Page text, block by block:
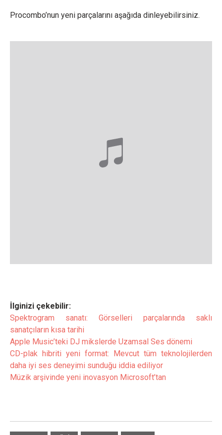
Procombo’nun yeni parçalarını aşağıda dinleyebilirsiniz.
İlginizi çekebilir:
Spektrogram sanatı: Görselleri parçalarında saklı
sanatçıların kısa tarihi
Apple Music’teki DJ mikslerde Uzamsal Ses dönemi
CD-plak hibriti yeni format: Mevcut tüm teknolojilerden
daha iyi ses deneyimi sunduğu iddia ediliyor
Müzik arşivinde yeni inovasyon Microsoft’tan